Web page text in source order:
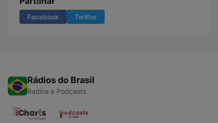
Facebook Twitter
Rádios do Brasil
Radios e Podcasts